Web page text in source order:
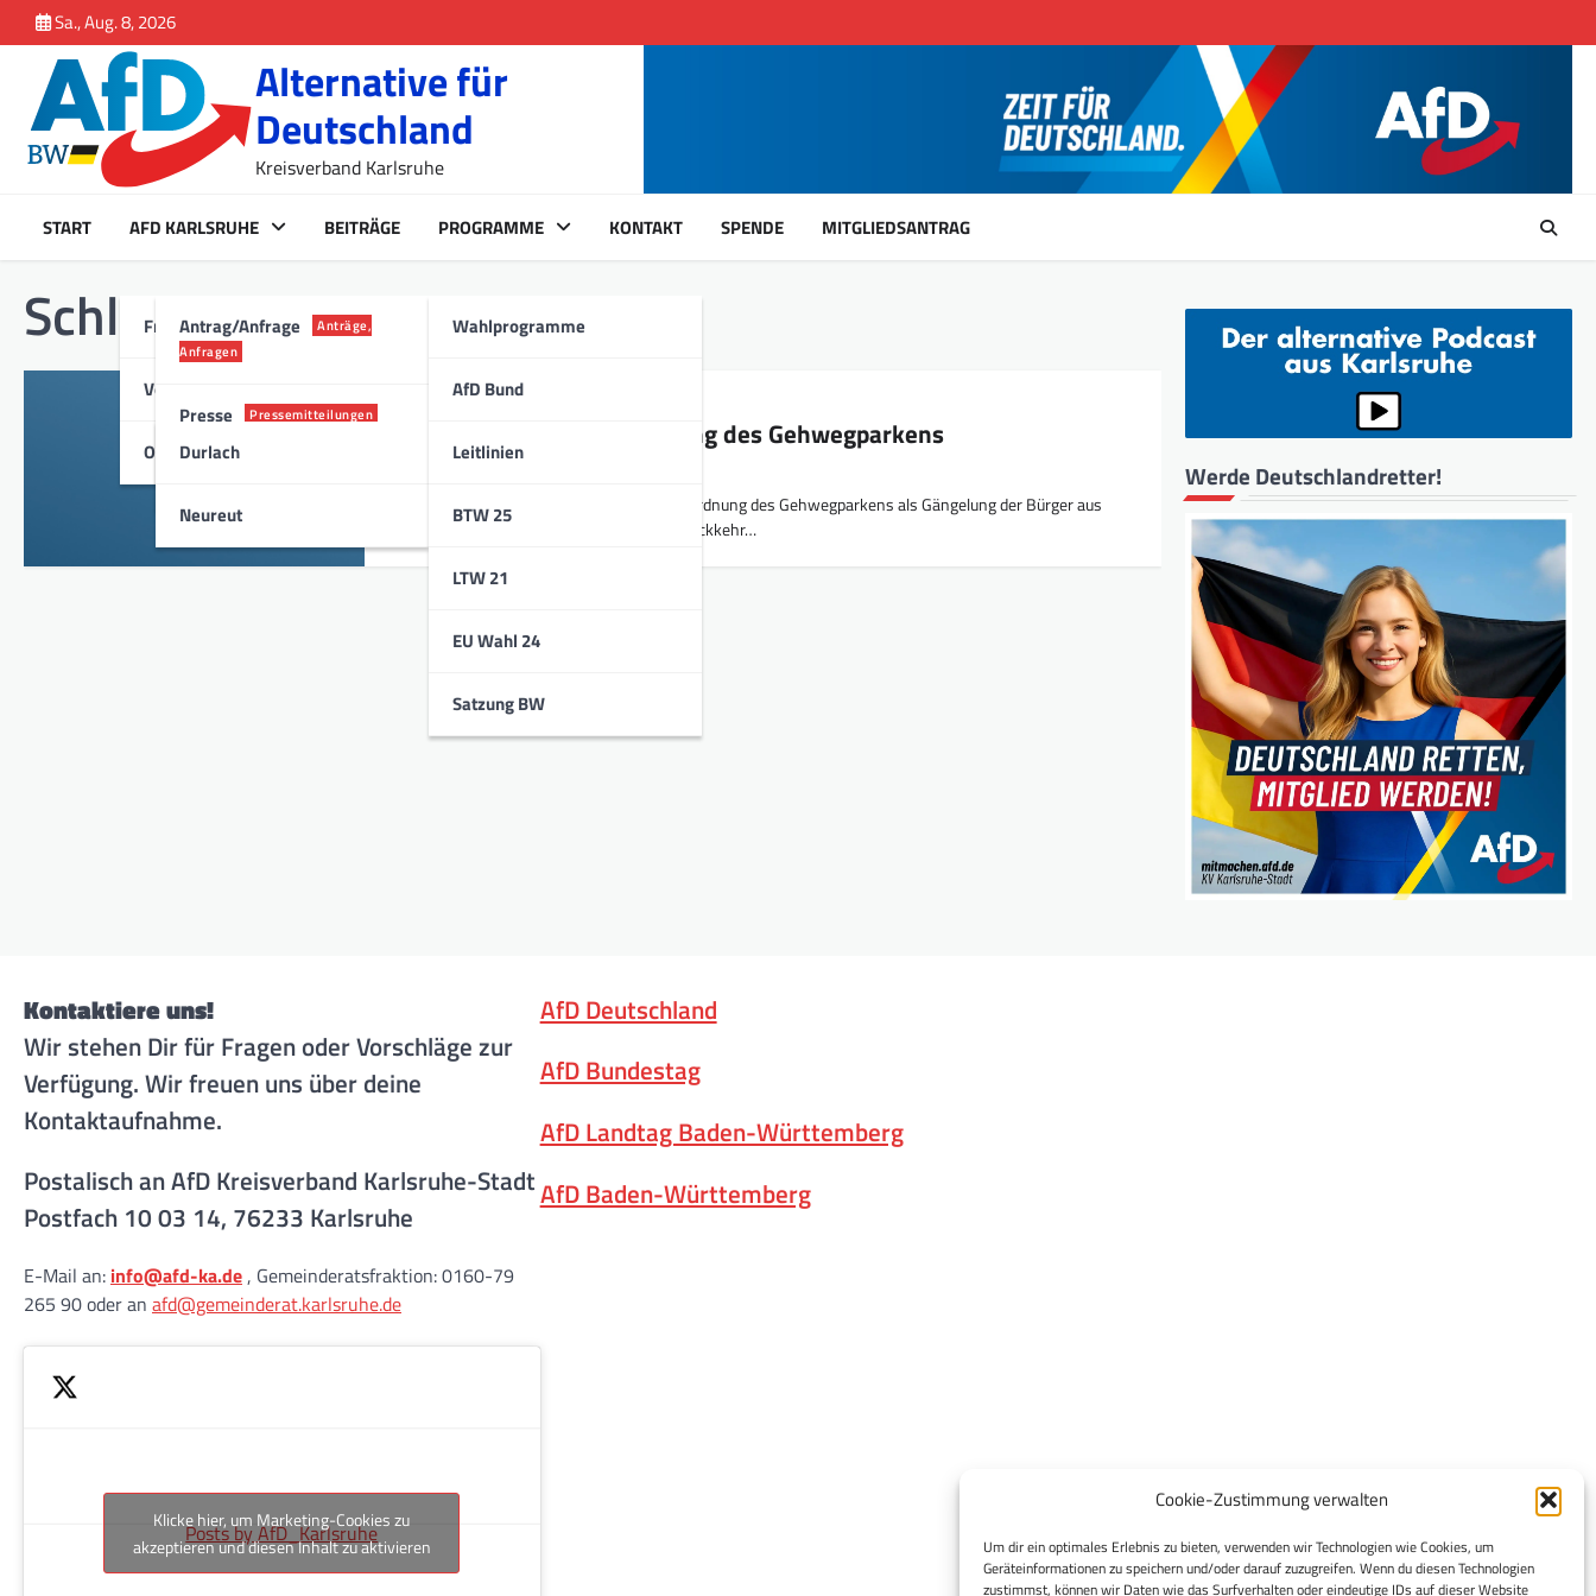
Cookie-Zustimmung verwalten
Um dir ein optimales Erlebnis zu bieten, verwenden wir Technologien wie Cookies, um
Geräteinformationen zu speichern und/oder darauf zuzugreifen. Wenn du diesen Technologien
zustimmst, können wir Daten wie das Surfverhalten oder eindeutige IDs auf dieser Website
springen
to
content
Sa., Aug. 8, 2026
Alternative für
Deutschland
Kreisverband Karlsruhe
START AFD KARLSRUHE
Fraktion Karlsruhe
Antrag/Anfrage
Anträge,
Anfragen
Presse Pressemitteilungen
Vorstand
Ortsverband
Durlach
Neureut
BEITRÄGE PROGRAMME
Wahlprogramme
AfD Bund
Leitlinien
BTW 25
LTW 21
EU Wahl 24
Satzung BW
KONTAKT SPENDE MITGLIEDSANTRAG
Schlagwort:Parkflächen
GEMEINDERAT
Stellungnahme zur Neuordnung des Gehwegparkens
Die Karlsruher AfD kritisiert die städtische Neuordnung des Gehwegparkens als Gängelung der Bürger aus
ideologischen Beweggründen und fordert die Rückkehr…
Werde Deutschlandretter!
Kontaktiere uns!
Wir stehen Dir für Fragen oder Vorschläge zur
Verfügung. Wir freuen uns über deine
Kontaktaufnahme.
Postalisch an AfD Kreisverband Karlsruhe-Stadt
Postfach 10 03 14, 76233 Karlsruhe
E-Mail an: info@afd-ka.de, Gemeinderatsfraktion: 0160-79
265 90 oder an afd@gemeinderat.karlsruhe.de
Posts by AfD_Karlsruhe
Klicke hier, um Marketing-Cookies zu
akzeptieren und diesen Inhalt zu aktivieren
AfD Deutschland
AfD Bundestag
AfD Landtag Baden-Württemberg
AfD Baden-Württemberg